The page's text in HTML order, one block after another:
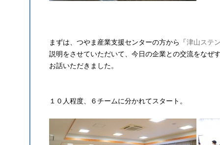
まずは、つやま産業支援センターの方から「津山ステ
説明をさせていただいて、今日の企業との交流をなぜ
お話いただきました。
１０人程度、６チームに分かれてスタート。